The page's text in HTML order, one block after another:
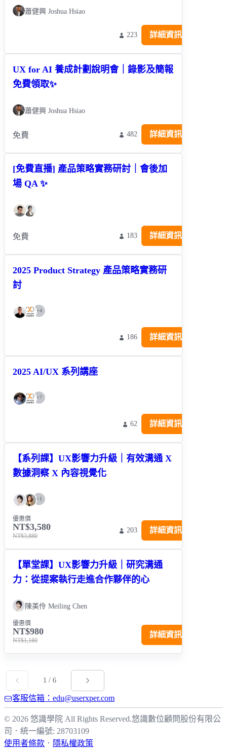
蕭健興 Joshua Hsiao
223 詳細資訊
UX for AI 養成計劃說明會｜錄影及簡報
免費領取✨
蕭健興 Joshua Hsiao
免費 482 詳細資訊
[免費直播] 產品策略實務研討｜會後加
場 QA ✨
免費 183 詳細資訊
2025 Product Strategy 產品策略實務研
討
+4
186 詳細資訊
2025 AI/UX 系列講座
+7
62 詳細資訊
【系列課】UX影響力升級｜有效溝通 X
數據洞察 X 內容視覺化
+1
優惠價
NT$3,580
NT$3,880
203 詳細資訊
【單堂課】UX影響力升級｜研究溝通
力：從提案執行走進合作夥伴的心
陳美伶 Meiling Chen
優惠價
NT$980
NT$1,180
詳細資訊
1 / 6
客服信箱：edu@userxper.com
© 2026 悠識學院 All Rights Reserved.悠識數位顧問股份有限公
司
． 統一編號: 28703109
使用者條款 ． 隱私權政策